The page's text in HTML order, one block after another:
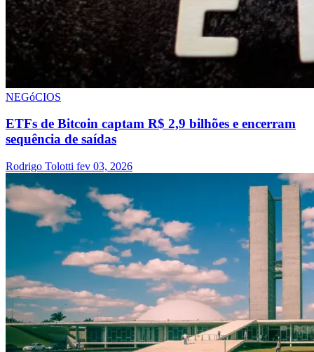
NEGóCIOS
ETFs de Bitcoin captam R$ 2,9 bilhões e encerram
sequência de saídas
Rodrigo Tolotti fev 03, 2026